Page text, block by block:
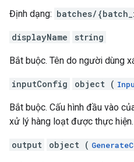
Định dạng: batches/
displayName string
Bắt buộc. Tên do người dùng
inputConfig object (
Bắt buộc. Cấu hình đầu vào
xử lý hàng loạt được thực hiện.
output object (